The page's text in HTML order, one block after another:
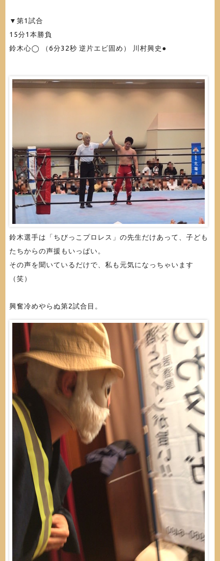
▼第1試合
15分1本勝負
鈴木心◯ （6分32秒 逆片エビ固め） 川村興史●
鈴木選手は「ちびっこプロレス」の先生だけあって、子ども
たちからの声援もいっぱい。
その声を聞いているだけで、私も元気になっちゃいます
（笑）
興奮冷めやらぬ第2試合目。